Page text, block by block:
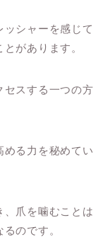
シャーを感じて
があります。
セスする一つの方
める力を秘めてい
、爪を噛むことは
のです。